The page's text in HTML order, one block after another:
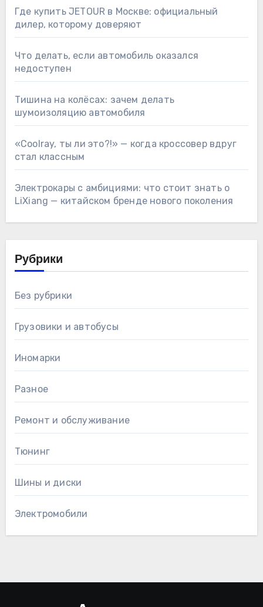
Где купить JETOUR в Москве: официальный
дилер, которому доверяют
Что делать, если автомобиль оказался
недоступен
Тишина на колёсах: зачем делать
шумоизоляцию автомобиля
«Coolray, ты ли это?!» — когда кроссовер вдруг
стал классным
Электрокары с амбициями: что стоит знать о
LiXiang — китайском бренде нового поколения
Рубрики
Без рубрики
Грузовики и автобусы
Иномарки
Разное
Ремонт и обслуживание
Тюнинг
Шины и диски
Электромобили